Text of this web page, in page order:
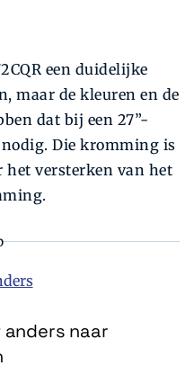
een duidelijke
maar de kleuren en de
dat bij een 27”-
Die kromming is
het versterken van het
anders naar